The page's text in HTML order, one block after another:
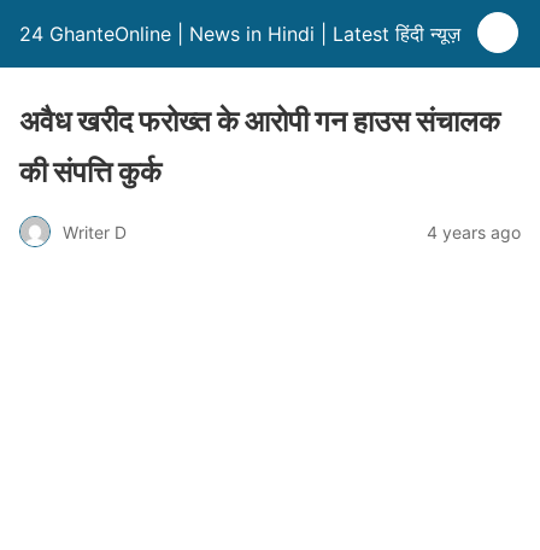
24 GhanteOnline | News in Hindi | Latest हिंदी न्यूज़
अवैध खरीद फरोख्त के आरोपी गन हाउस संचालक
की संपत्ति कुर्क
Writer D 4 years ago